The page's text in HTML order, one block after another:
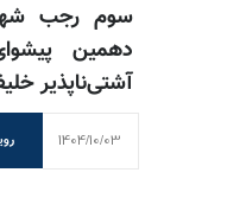
سوم رجب
دهمین
آشتی‌ناپذیر
1404/10/03